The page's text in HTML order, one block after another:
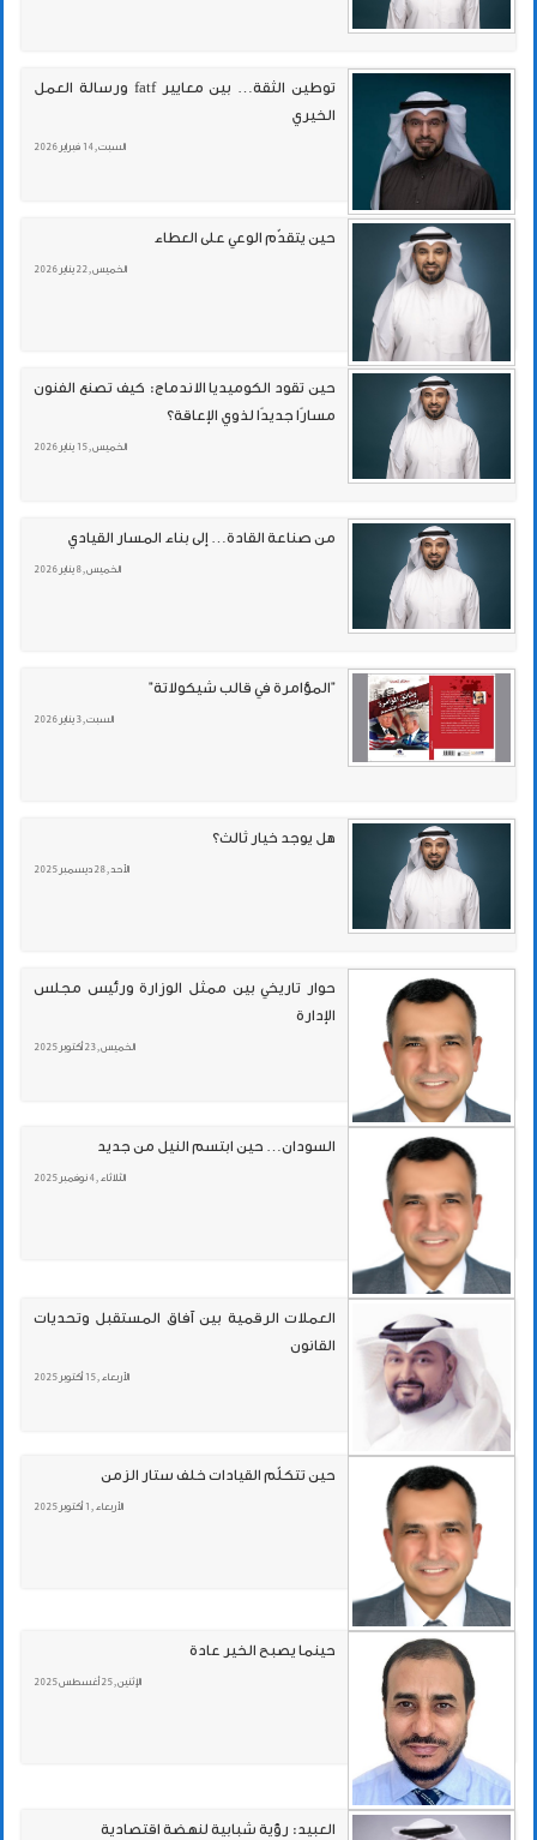
توطين الثقة… بين معايير fatf ورسالة العمل
الخيري
السبت , 14 فبراير 2026
حين يتقدّم الوعي على العطاء
الخميس , 22 يناير 2026
حين تقود الكوميديا الاندماج: كيف تصنع الفنون
مسارًا جديدًا لذوي الإعاقة؟
الخميس , 15 يناير 2026
من صناعة القادة… إلى بناء المسار القيادي
الخميس , 8 يناير 2026
"المؤامرة في قالب شيكولاتة"
السبت , 3 يناير 2026
هل يوجد خيار ثالث؟
الأحد , 28 ديسمبر 2025
حوار تاريخي بين ممثل الوزارة ورئيس مجلس
الإدارة
الخميس , 23 أكتوبر 2025
السودان… حين ابتسم النيل من جديد
الثلاثاء , 4 نوفمبر 2025
العملات الرقمية بين آفاق المستقبل وتحديات
القانون
الأربعاء , 15 أكتوبر 2025
حين تتكلّم القيادات خلف ستار الزمن
الأربعاء , 1 أكتوبر 2025
حينما يصبح الخير عادة
الإثنين , 25 أغسطس 2025
العبيد: رؤية شبابية لنهضة اقتصادية